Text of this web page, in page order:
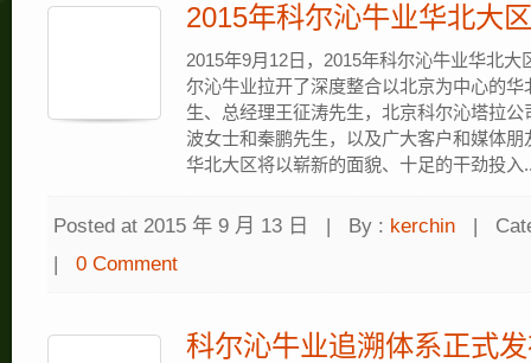
2015年科尔沁牛业华北大
2015年9月12日，2015年科尔沁牛业华北
尔沁牛业拉开了深度整合以北京为中心的
生、总经理王征涛先生，北京科尔沁塔拉
波女士和秦鹏先生，以及广大客户和媒体
华北大区将以崭新的面貌、十足的干劲投入
Posted at 2015 年 9 月 13 日 | By : kerchin |
|
0 Comment
科尔沁牛业追溯体系正式